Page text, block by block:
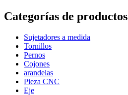
Categorías de productos
Sujetadores a medida
Tornillos
Pernos
Cojones
arandelas
Pieza CNC
Eje